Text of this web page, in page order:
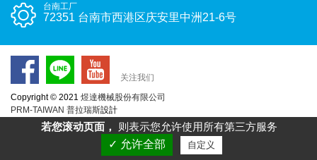
台南工厂
72351 台南市西港区庆安里中洲21-6号
关注我们
Copyright © 2021 煜達機械股份有限公司
PRM-TAIWAN 普拉瑞斯設計
若您滚动页面，
则表示您允许使用所有第三方服务
✓ 允许全部
自定义